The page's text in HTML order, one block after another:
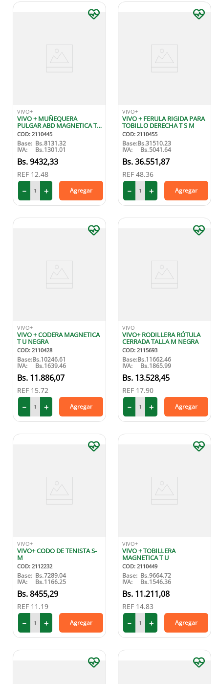
VIVO+
VIVO + MUÑEQUERA
PULGAR ABD MAGNETICA T
U
COD: 2110445
Base: Bs.8131.32
IVA: Bs.1301.01
9432,33
REF 12.48
＋
－ Agregar
VIVO+
VIVO + FERULA RIGIDA PARA
TOBILLO DERECHA T S M
COD: 2110455
Base:Bs.31510.23
IVA: Bs.5041.64
36.551,87
REF 48.36
＋
－ Agregar
VIVO+
VIVO + CODERA MAGNETICA
T U NEGRA
COD: 2110428
Base:Bs.10246.61
IVA: Bs.1639.46
11.886,07
REF 15.72
＋
－ Agregar
VIVO
VIVO+ RODILLERA RÓTULA
CERRADA TALLA M NEGRA
COD: 2115693
Base:Bs.11662.46
IVA: Bs.1865.99
13.528,45
REF 17.90
＋
－ Agregar
VIVO+
VIVO+ CODO DE TENISTA S-
M
COD: 2112232
Base: Bs.7289.04
IVA: Bs.1166.25
8455,29
REF 11.19
＋
－ Agregar
VIVO+
VIVO + TOBILLERA
MAGNETICA T U
COD: 2110449
Base: Bs.9664.72
IVA: Bs.1546.36
11.211,08
REF 14.83
＋
－ Agregar